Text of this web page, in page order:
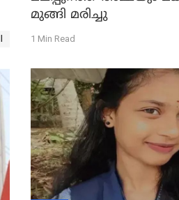
മുങ്ങി മരിച്ചു
1 Min Read